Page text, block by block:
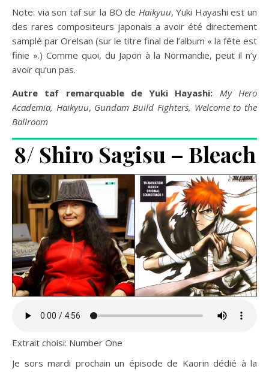
Note: via son taf sur la BO de Haikyuu, Yuki Hayashi est un
des rares compositeurs japonais a avoir été directement
samplé par Orelsan (sur le titre final de l’album « la fête est
finie ».) Comme quoi, du Japon à la Normandie, peut il n’y
avoir qu’un pas.
Autre taf remarquable de Yuki Hayashi: My Hero
Academia, Haikyuu, Gundam Build Fighters, Welcome to the
Ballroom
8/ Shiro Sagisu – Bleach
Extrait choisi: Number One
Je sors mardi prochain un épisode de Kaorin dédié à la